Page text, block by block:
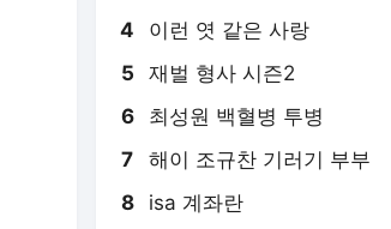
4 이런 엿 같은 사랑
5 재벌 형사 시즌2
6 최성원 백혈병 투병
7 해이 조규찬 기러기 부부
8 isa 계좌란